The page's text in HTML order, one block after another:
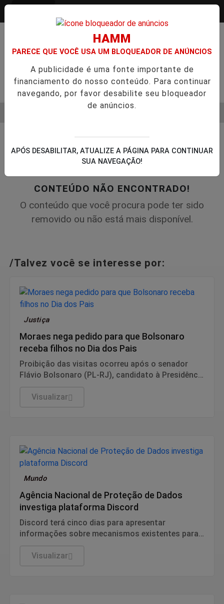
Pesquisar Notícia
CONTEÚDO NÃO ENCONTRADO!
O conteúdo que você procura pode ter sido
removido ou não está mais disponível.
/Talvez você se interesse por:
Justiça
Moraes nega pedido para que Bolsonaro
receba filhos no Dia dos Pais
Proibição das visitas ocorreu após o senador
Flávio Bolsonaro (PL-RJ), candidato à Presidência
sociais uma carta manuscrita assinada pelo pai.
Visualizar
Mundo
Agência Nacional de Proteção de Dados
investiga plataforma Discord
Discord terá cinco dias para apresentar
informações sobre mecanismos existentes para
crianças e adolescentes, informou a ANPD, em
Visualizar
HAMM
PARECE QUE VOCÊ USA UM BLOQUEADOR DE ANÚNCIOS
A publicidade é uma fonte importante de
financiamento do nosso conteúdo. Para continuar
navegando, por favor desabilite seu bloqueador
de anúncios.
APÓS DESABILITAR, ATUALIZE A PÁGINA PARA CONTINUAR
SUA NAVEGAÇÃO!